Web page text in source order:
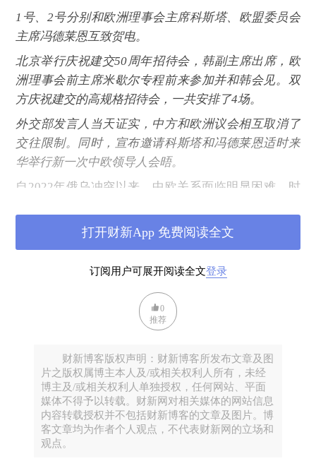
1号、2号分别和欧洲理事会主席科斯塔、欧盟委员会
主席冯德莱恩互致贺电。
北京举行庆祝建交50周年招待会，韩副主席出席，欧
洲理事会前主席米歇尔专程前来参加并和韩会见。双
方庆祝建交的高规格招待会，一共安排了4场。
外交部发言人当天证实，中方和欧洲议会相互取消了
交往限制。同时，宣布邀请科斯塔和冯德莱恩适时来
华举行新一次中欧领导人会晤。
自2022年俄乌冲突以来，中欧关系面临明显困难。时
歧，虽然双方议会的交往限制已经取消，欧洲理事
会、欧盟委员会仍有涉华限制性事项。
在双方长期分歧仍然存在，中俄元首即将在莫斯科再
中俄关系不针对欧洲，中方有持续改善中欧关系的意
也希望欧洲保持自身的战略独立性，在经贸问题
上和中方务实合作。
对布鲁塞尔而言，保持和北京的接触也是必要的
欧中关系也可以成为面对华盛顿单边主义的筹码。
第三件事是5月7日清晨6点，外交部宣布，何副总理
访问瑞士和法国，在访瑞期间， 将与美国财政部长贝
订阅用户可展开阅读全文登录
打开财新App 免费阅读全文
0
推荐
财新博客版权声明：财新博客所发布文章及图
片之版权属博主本人及/或相关权利人所有，未经
博主及/或相关权利人单独授权，任何网站、平面
媒体不得予以转载。财新网对相关媒体的网站信息
内容转载授权并不包括财新博客的文章及图片。博
客文章均为作者个人观点，不代表财新网的立场和
观点。